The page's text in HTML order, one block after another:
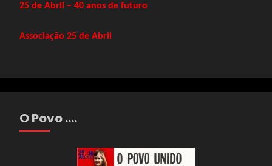
25 de Abril – 40 anos de futuro
Associação 25 de Abril
O Povo ….